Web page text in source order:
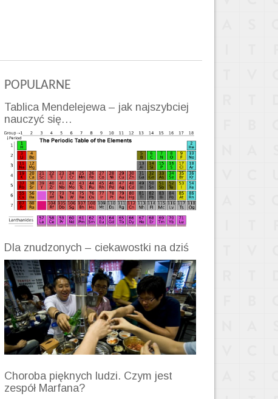
POPULARNE
Tablica Mendelejewa – jak najszybciej
nauczyć się…
Dla znudzonych – ciekawostki na dziś
Choroba pięknych ludzi. Czym jest
zespół Marfana?